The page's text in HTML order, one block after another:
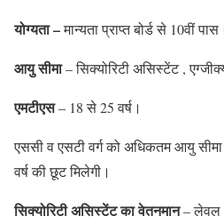
योग्यता –मान्यता प्राप्त बोर्ड से 10वीं पास।
आयु सीमा– सिक्योरिटी असिस्टेंट ,
एमटीएस– 18 से 25 वर्ष।
एससी व एसटी वर्ग को अधिकतम आयु
वर्ष की छूट मिलेगी।
सिक्योरिटी असिस्टेंट का वेतनमान– लेवल